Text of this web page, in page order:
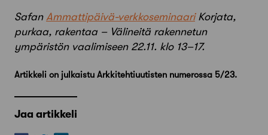
Safan Ammattipäivä-verkkoseminaari Korjata,
purkaa, rakentaa – Välineitä rakennetun
ympäristön vaalimiseen 22.11. klo 13–17.
Artikkeli on julkaistu Arkkitehtiuutisten numerossa 5/23.
Jaa artikkeli